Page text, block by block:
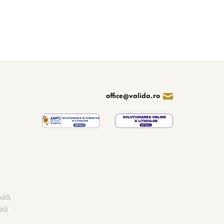
office@valida.ro